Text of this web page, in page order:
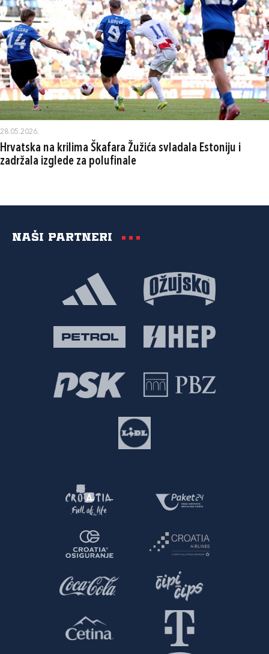
28.05.2026.
Hrvatska na krilima Škafara Žužića svladala Estoniju i
zadržala izglede za polufinale
Naši partneri